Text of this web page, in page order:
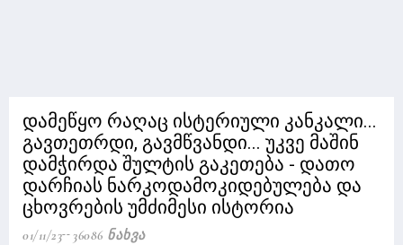
დამეწყო რაღაც ისტერიული კანკალი...
გავთეთრდი, გავმწვანდი... უკვე მაშინ
დამჭირდა შულტის გაკეთება - დათო
დარჩიას ნარკოდამოკიდებულება და
ცხოვრების უმძიმესი ისტორია
01/11/23 36086 Ნახვა